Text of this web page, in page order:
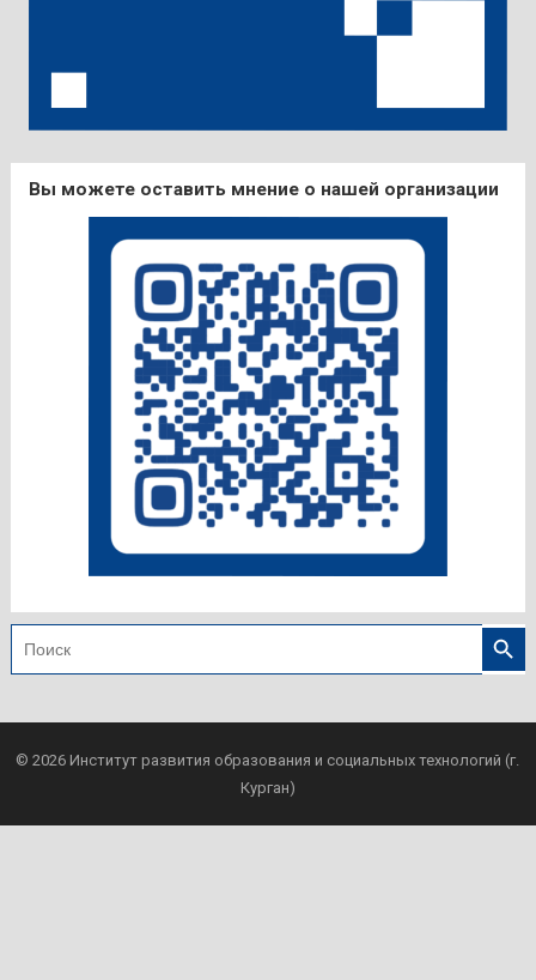
Вы можете оставить мнение о нашей организации
Search
for:
© 2026 Институт развития образования и социальных технологий (г.
Курган)